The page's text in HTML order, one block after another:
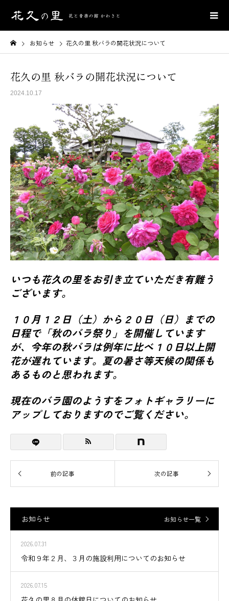
お知らせ 花久の里 秋バラの開花状況について
花久の里 秋バラの開花状況について
2024.10.17
いつも花久の里をお引き立ていただき有難う
ございます。
１０月１２日（土）から２０日（日）までの
日程で「秋のバラ祭り」を開催しています
が、今年の秋バラは例年に比べ１０日以上開
花が遅れています。夏の暑さ等天候の関係も
あるものと思われます。
現在のバラ園のようすをフォトギャラリーに
アップしておりますのでご覧ください。
お知らせ お知らせ一覧
2026.07.31
令和９年２月、３月の施設利用についてのお知らせ
2026.07.15